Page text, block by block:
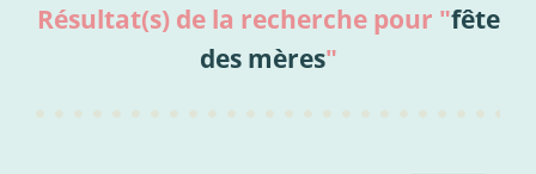
Résultat(s) de la recherche pour "fête
des mères"